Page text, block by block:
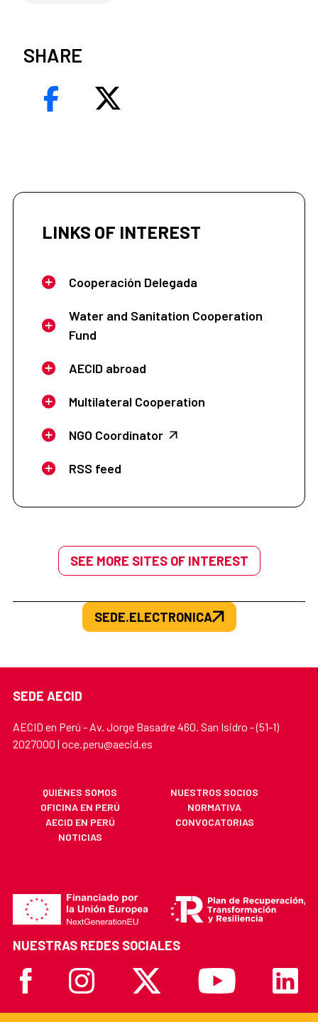
SHARE
LINKS OF INTEREST
Cooperación Delegada
Water and Sanitation Cooperation
Fund
AECID abroad
Multilateral Cooperation
NGO Coordinator
RSS feed
SEE MORE SITES OF INTEREST
SEDE.ELECTRONICA
SEDE AECID
AECID en Perú - Av. Jorge Basadre 460. San Isidro - (51-1)
2027000 | oce.peru@aecid.es
QUIÉNES SOMOS
NUESTROS SOCIOS
OFICINA EN PERÚ
NORMATIVA
AECID EN PERÚ
CONVOCATORIAS
NOTICIAS
NUESTRAS REDES SOCIALES
FacebookInstagram X Youtube Linkedin